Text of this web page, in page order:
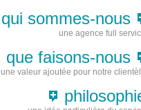
qui sommes-nous
une agence full
que faisons-nous
une valeur ajoutée pour notre